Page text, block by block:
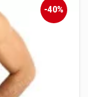
-40%